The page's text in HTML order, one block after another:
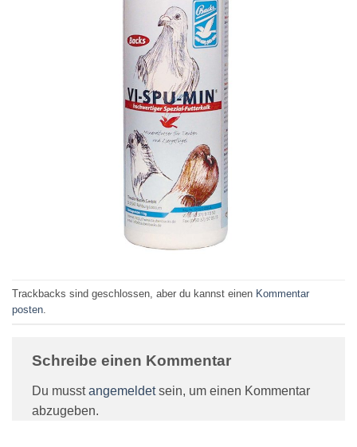
Trackbacks sind geschlossen, aber du kannst einen Kommentar
posten
Schreibe einen Kommentar
Du musstangemeldetsein, um einen Kommentar
abzugeben.